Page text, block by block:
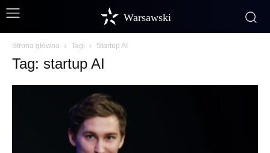
Warsawski
Strona główna Tagi Startup AI
Tag: startup AI